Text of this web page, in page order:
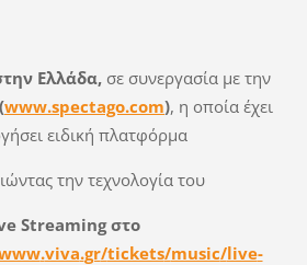
Ελλάδα,σε συνεργασία με την
(www.spectago.com), η οποία έχει
ειδική πλατφόρμα
την τεχνολογία του
Streamingστο
.viva.gr/tickets/music/live-